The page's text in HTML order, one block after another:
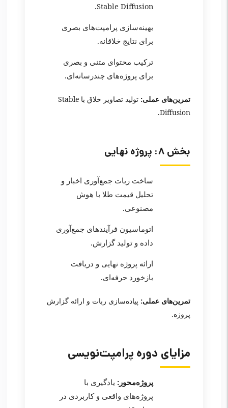
Stable Diffusion.
بهینه‌سازی پرامپت‌های بصری
برای نتایج خلاقانه.
ترکیب محتوای متنی و بصری
برای پروژه‌های چندرسانه‌ای.
تمرین‌های عملی:
تولید تصاویر خلاق با Stable
Diffusion.
بخش ۸: پروژه نهایی
ساخت ربات جمع‌آوری اخبار و
تحلیل قیمت طلا با هوش
مصنوعی.
اتوماسیون فرآیندهای جمع‌آوری
داده و تولید گزارش.
ارائه پروژه نهایی و دریافت
بازخورد حرفه‌ای.
تمرین‌های عملی: پیاده‌سازی ربات و ارائه گزارش
پروژه.
مزایای دوره پرامپت‌نویسی
پروژه‌محور: یادگیری با
پروژه‌های واقعی و کاربردی در